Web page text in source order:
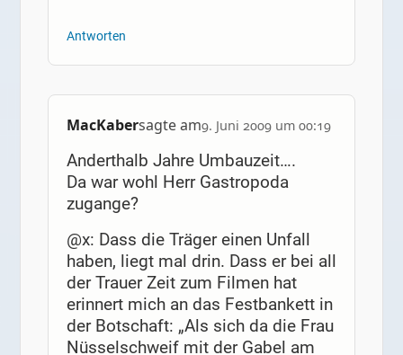
Antworten
MacKabersagte am9. Juni 2009 um 00:19
Anderthalb Jahre Umbauzeit….
Da war wohl Herr Gastropoda
zugange?
@x: Dass die Träger einen Unfall
haben, liegt mal drin. Dass er bei all
der Trauer Zeit zum Filmen hat
erinnert mich an das Festbankett in
der Botschaft: „Als sich da die Frau
Nüsselschweif mit der Gabel am